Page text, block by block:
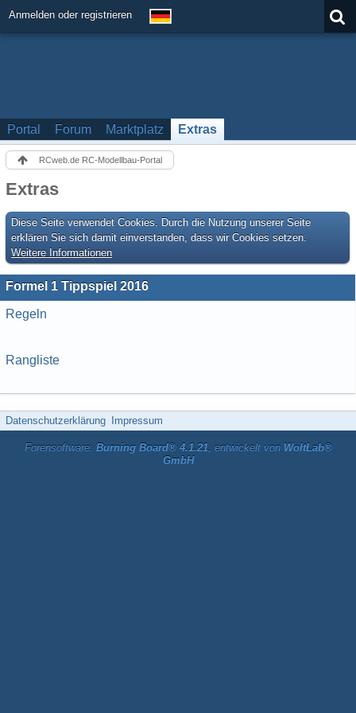
Anmelden oder registrieren
Portal Forum Marktplatz Extras
RCweb.de RC-Modellbau-Portal
Extras
Diese Seite verwendet Cookies. Durch die Nutzung unserer Seite
erklären Sie sich damit einverstanden, dass wir Cookies setzen.
Weitere Informationen
Formel 1 Tippspiel 2016
Regeln
Rangliste
Datenschutzerklärung Impressum
Forensoftware: Burning Board® 4.1.21, entwickelt von WoltLab®
GmbH